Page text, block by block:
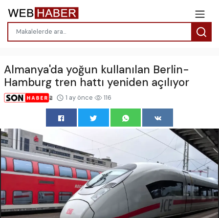
Almanya'da yoğun kullanılan Berlin-
Hamburg tren hattı yeniden açılıyor
1 ay önce 116